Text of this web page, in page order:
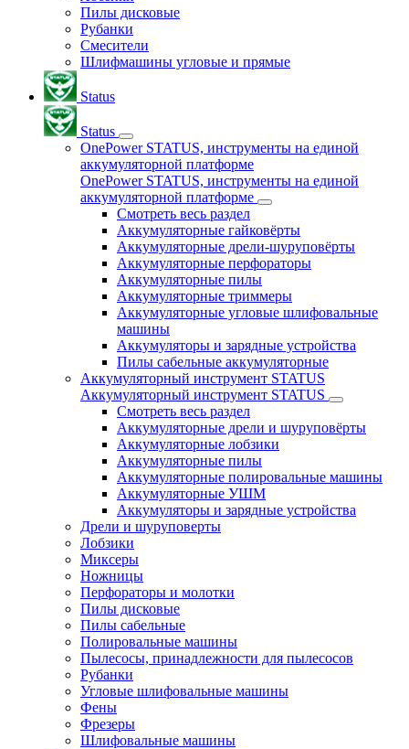
Пилы дисковые
Рубанки
Смесители
Шлифмашины угловые и прямые
Status
Status
OnePower STATUS, инструменты на единой
аккумуляторной платформе
OnePower STATUS, инструменты на единой
аккумуляторной платформе
Смотреть весь раздел
Аккумуляторные гайковёрты
Аккумуляторные дрели-шуруповёрты
Аккумуляторные перфораторы
Аккумуляторные пилы
Аккумуляторные триммеры
Аккумуляторные угловые шлифовальные
машины
Аккумуляторы и зарядные устройства
Пилы сабельные аккумуляторные
Аккумуляторный инструмент STATUS
Аккумуляторный инструмент STATUS
Смотреть весь раздел
Аккумуляторные дрели и шуруповёрты
Аккумуляторные лобзики
Аккумуляторные пилы
Аккумуляторные полировальные машины
Аккумуляторные УШМ
Аккумуляторы и зарядные устройства
Дрели и шуруповерты
Лобзики
Миксеры
Ножницы
Перфораторы и молотки
Пилы дисковые
Пилы сабельные
Полировальные машины
Пылесосы, принадлежности для пылесосов
Рубанки
Угловые шлифовальные машины
Фены
Фрезеры
Шлифовальные машины